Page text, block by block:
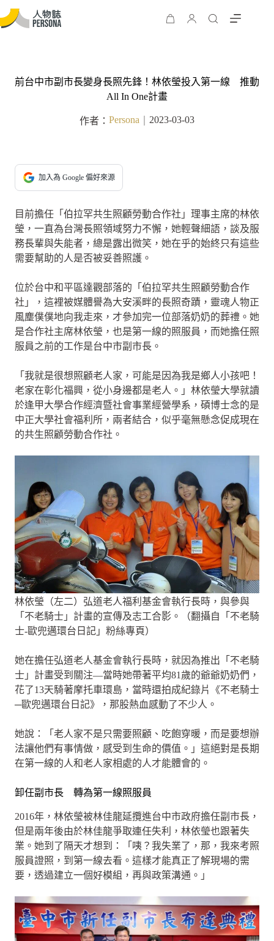
前台中市副市長變身長照先鋒！林依瑩投入第一線 推動
All In One計畫
作者： Persona 2023-03-03
加入為 Google 偏好來源
目前擔任「伯拉罕共生照顧勞動合作社」理事主席的林依
瑩，一直為台灣長照領域努力不懈，她輕聲細語，談及服
務長輩與失能者，總是露出微笑，她在乎的始終只有這些
需要幫助的人是否被妥善照護。
位於台中和平區達觀部落的「伯拉罕共生照顧勞動合作
社」，這裡被媒體譽為大安溪畔的長照奇蹟，靈魂人物正
風塵僕僕地向我走來，才參加完一位部落奶奶的葬禮。她
是合作社主席林依瑩，也是第一線的照服員，而她擔任照
服員之前的工作是台中市副市長。
「我就是很想照顧老人家，可能是因為我是鄉人小孩吧！
老家在彰化福興，從小身邊都是老人。」林依瑩大學就讀
於逢甲大學合作經濟暨社會事業經營學系，碩博士念的是
中正大學社會福利所，兩者結合，似乎毫無懸念促成現在
的共生照顧勞動合作社。
林依瑩（左二）弘道老人福利基金會執行長時，與參與
「不老騎士」計畫的宣傳及志工合影。（翻攝自「不老騎
士-歐兜邁環台日記」粉絲專頁）
她在擔任弘道老人基金會執行長時，就因為推出「不老騎
士」計畫受到關注—當時她帶著平均81歲的爺爺奶奶們，
花了13天騎著摩托車環島，當時還拍成紀錄片《不老騎士
─歐兜邁環台日記》，那股熱血感動了不少人。
她說：「老人家不是只需要照顧、吃飽穿暖，而是要想辦
法讓他們有事情做，感受到生命的價值。」這絕對是長期
在第一線的人和老人家相處的人才能體會的。
卸任副市長 轉為第一線照服員
2016年，林依瑩被林佳龍延攬進台中市政府擔任副市長，
但是兩年後由於林佳龍爭取連任失利，林依瑩也跟著失
業。她到了隔天才想到：「咦？我失業了，那，我來考照
服員證照，到第一線去看。這樣才能真正了解現場的需
要，透過建立一個好模組，再與政策溝通。」